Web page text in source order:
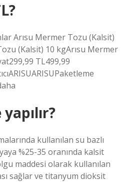
Arısu Mermer Tozu (Kalsit)
(Kalsit) 10 kgArısu Mermer
TL499,99
kullanılan su bazlı
%25-35 oranında kalsit
maddesi olarak kullanılan
sağlar ve titanyum dioksit